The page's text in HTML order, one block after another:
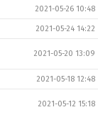
2021-05-26 10:48
2021-05-24 14:22
2021-05-20 13:09
2021-05-18 12:48
2021-05-12 15:18